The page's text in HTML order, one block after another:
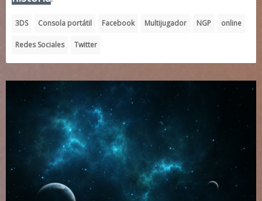
3DS Consola portátil Facebook Multijugador NGP online
Redes Sociales Twitter